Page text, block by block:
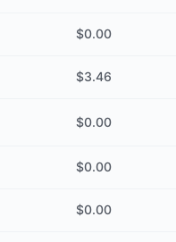
$0.00
$3.46
$0.00
$0.00
$0.00